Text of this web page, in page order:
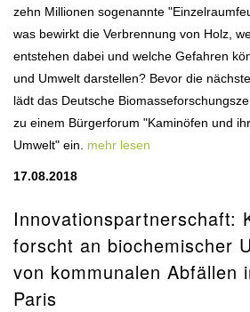
zehn Millionen sogenannte
was bewirkt die Verbrennung von Holz,
entstehen dabei und welche Gefahren
und Umwelt darstellen? Bevor die
lädt das Deutsche
zu einem Bürgerforum "Kaminöfen und
Umwelt" ein. mehr lesen
17.08.2018
Innovationspartnerschaft:
forscht an biochemischer
von kommunalen Abfällen
Paris